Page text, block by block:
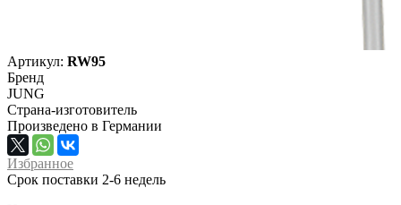
Артикул: RW95
Бренд
JUNG
Страна-изготовитель
Произведено в Германии
Избранное
Срок поставки 2-6 недель